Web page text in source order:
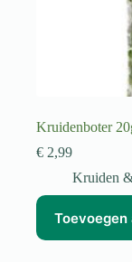
Kruidenboter
€ 2,99
Kruiden